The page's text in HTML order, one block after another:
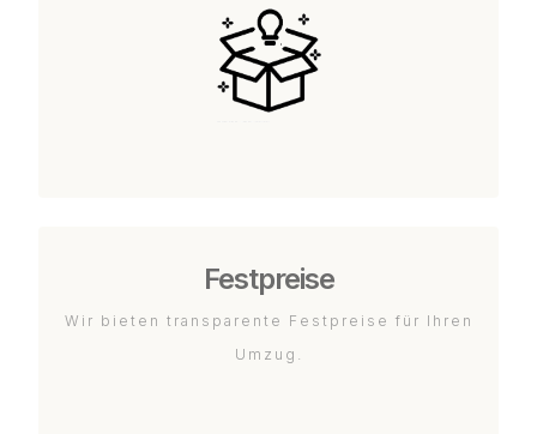
Festpreise
Wir bieten transparente Festpreise für Ihren
Umzug.